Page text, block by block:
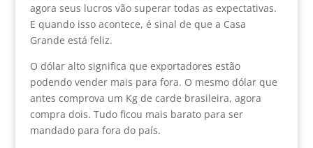
agora seus lucros vão superar todas as expectativas.
E quando isso acontece, é sinal de que a Casa
Grande está feliz.
O dólar alto significa que exportadores estão
podendo vender mais para fora. O mesmo dólar que
antes comprova um Kg de carde brasileira, agora
compra dois. Tudo ficou mais barato para ser
mandado para fora do país.